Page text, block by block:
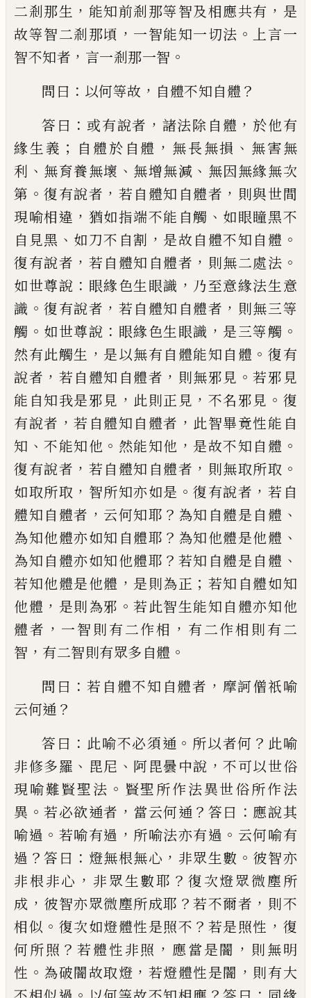
二剎那生 ， 能知前剎那等智及相應共有 ， 是
故等智二剎那頃 ， 一智能知一切法 。
上言一
智不知者 ， 言一剎那一智 。
問曰 ： 以何等故 ， 自體不知自體 ？
答曰 ： 或有說者 ， 諸法除自體 ， 於他有
緣生義 ； 自體於自體 ， 無長無損 、 無害無
利 、 無育養無壞 、 無增無減 、 無因無緣無次
第 。復有說者 ， 若自體知自體者 ， 則與世間
現喻相違 ， 猶如指端不能自觸 、 如眼瞳黑不
自見黑 、 如刀不自割 ， 是故自體不知自體 。
復有說者 ， 若自體知自體者 ， 則無二處法 。
如世尊說 ： 眼緣色生眼識 ， 乃至意緣法生意
識 。復有說者 ， 若自體知自體者 ， 則無三等
觸 。 如世尊說 ： 眼緣色生眼識 ， 是三等觸 。
然有此觸生 ， 是以無有自體能知自體 。 復有
說者 ， 若自體知自體者 ， 則無邪見 。若邪見
能自知我是邪見 ， 此則正見 ， 不名邪見 。 復
有說者 ，若自體知自體者 ， 此智畢竟性能自
知 、不能知他 。 然能知他 ， 是故不知自體 。
復有說者 ， 若自體知自體者 ， 則無取所取 。
如取所取 ， 智所知亦如是 。復有說者 ，若自
體知自體者 ， 云何知耶 ？ 為知自體是自體 、
為知他體亦如知自體耶 ？ 為知他體是他體 、
為知自體亦如知他體耶 ？ 若知自體是自體 、
若知他體是他體 ， 是則為正 ； 若知 自體如知
他體 ， 是則為邪 。若此智生能知自體亦知他
體者 ， 一智則有二作相 ， 有二作相 則有二
智 ， 有二智則有眾多自體 。
問曰 ：若自體不知自體者 ， 摩訶僧祇喻
云何通 ？
答曰 ： 此喻不必須通 。 所以者何 ？ 此喻
非修多羅 、 毘尼 、 阿毘曇中說 ，不可以世俗
現喻難賢聖法 。 賢聖所作法異世俗所作法
異 。若必欲通者 ， 當云何通 ？ 答曰 ： 應說其
喻過 。 若喻有過 ， 所喻法亦有過 。 云何喻有
過 ？答曰 ： 燈無根無心 ， 非眾生數 。 彼智亦
非根非心 ， 非眾生數耶 ？ 復次燈眾微塵所
成 ， 彼智亦眾微塵所成耶 ？若不爾者 ， 則不
相似 。 復次如燈體性是照不 ？ 若是照性 ， 復
何所照 ？若體性非照 ， 應當是闇 ， 則無明
性 。 為破闇故取燈 ， 若燈體性是闇 ， 則有大